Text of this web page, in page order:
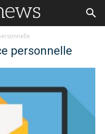
personnelle